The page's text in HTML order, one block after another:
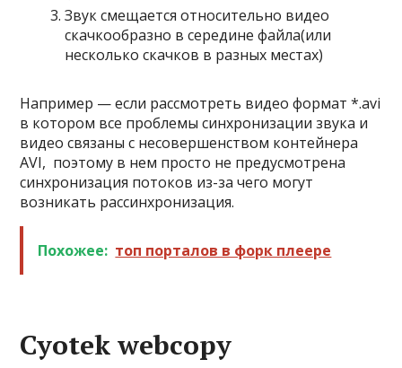
Звук смещается относительно видео
скачкообразно в середине файла(или
несколько скачков в разных местах)
Например — если рассмотреть видео формат *.avi
в котором все проблемы синхронизации звука и
видео связаны с несовершенством контейнера
AVI, поэтому в нем просто не предусмотрена
синхронизация потоков из-за чего могут
возникать рассинхронизация.
Похожее: топ порталов в форк плеере
Cyotek webcopy